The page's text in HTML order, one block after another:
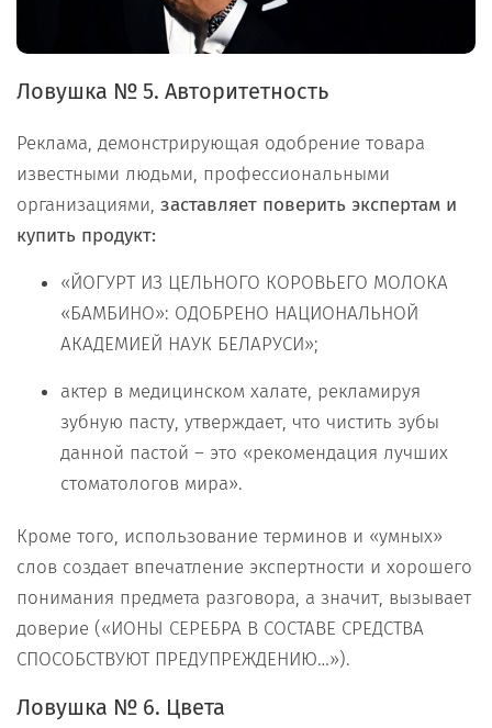
Ловушка № 5. Авторитетность
Реклама, демонстрирующая одобрение товара
известными людьми, профессиональными
организациями, заставляет поверить экспертам и
купить продукт:
«ЙОГУРТ ИЗ ЦЕЛЬНОГО КОРОВЬЕГО МОЛОКА
«БАМБИНО»: ОДОБРЕНО НАЦИОНАЛЬНОЙ
АКАДЕМИЕЙ НАУК БЕЛАРУСИ»;
актер в медицинском халате, рекламируя
зубную пасту, утверждает, что чистить зубы
данной пастой – это «рекомендация лучших
стоматологов мира».
Кроме того, использование терминов и «умных»
слов создает впечатление экспертности и хорошего
понимания предмета разговора, а значит, вызывает
доверие («ИОНЫ СЕРЕБРА В СОСТАВЕ СРЕДСТВА
СПОСОБСТВУЮТ ПРЕДУПРЕЖДЕНИЮ…»).
Ловушка № 6. Цвета